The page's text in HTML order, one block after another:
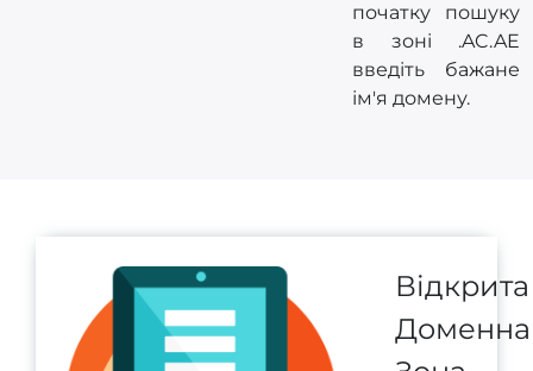
початку пошуку
в зоні .AC.AE
введіть бажане
ім'я домену.
Відкрита
Доменна